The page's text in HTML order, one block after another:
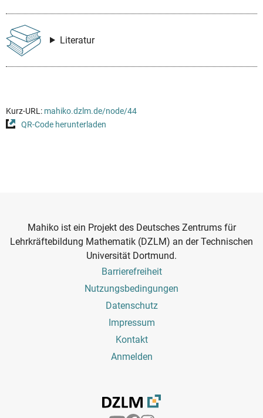
Literatur
Kurz-URL: mahiko.dzlm.de/node/44
QR-Code herunterladen
Mahiko ist ein Projekt des Deutsches Zentrums für
Lehrkräftebildung Mathematik (DZLM) an der Technischen
Universität Dortmund.
Barrierefreiheit
Nutzungsbedingungen
Datenschutz
Impressum
Kontakt
Anmelden